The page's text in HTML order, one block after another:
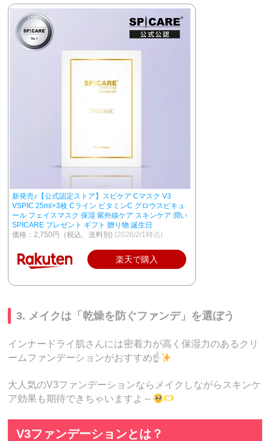
新発売♪【公式認定ストア】スピケア Cマスク V3
VSPIC 25ml×3枚 Cライン ビタミンC グロウスピキュ
ール フェイスマスク 保湿 紫外線ケア スキンケア 潤い
SPICARE プレゼント ギフト 贈り物 誕生日
価格：2,750円（税込、送料別) (2026/2/1時点)
楽天で購入
3. メイクは「乾燥を防ぐファンデ」を選ぼう
インナードライ肌さんには密着力が高く保湿力のあるクリ
ームファンデーションがおすすめ☝
大人気のV3ファンデーションならメイクしながらスキンケ
ア効果も期待できちゃいますよ～
V3ファンデーションとは？